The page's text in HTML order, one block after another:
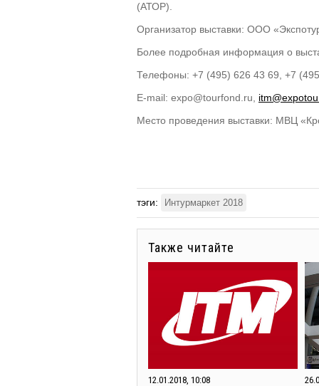
(АТОР).
Организатор выставки: ООО
Более подробная информация о
Телефоны: +7 (495) 626 43 69, +7
E-mail: expo@tourfond.ru,
Место проведения выставки: МВЦ
тэги: Интурмаркет 2018
Также читайте
12.01.2018, 10:08